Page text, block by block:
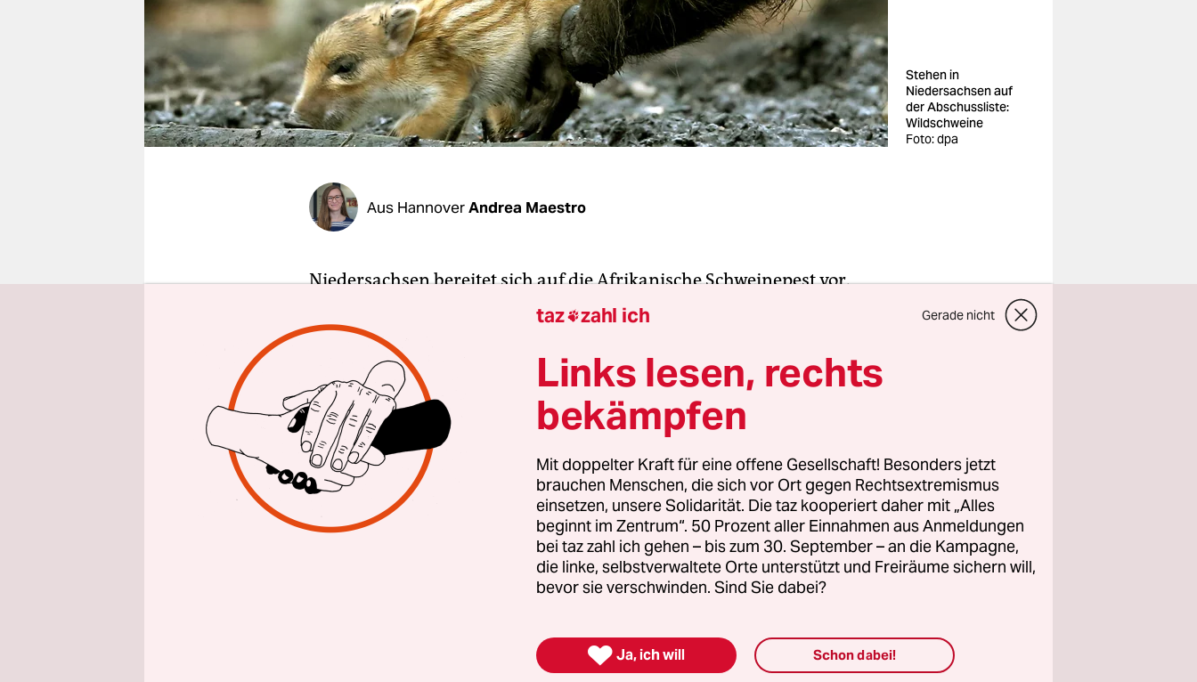
shop
fragen & hilfe
unterstützen
abo
Stehen in
Niedersachsen auf
der Abschussliste:
Wildschweine
Foto: dpa
Aus HannoverAndrea Maestro
Niedersachsen bereitet sich auf die Afrikanische Schweinepest vor.
Nicht erst seitdem es Belgien erwischt hat, ist die Angst vor der Seuche
groß, die nicht nur Wild-, sondern auch Hausschweine treffen kann
und die Tiere innerhalb von 48 Stunden sterben lässt.
„Wir haben es nun mit einer handfesten Bedrohung vor der Haustür zu
tun“, warnt die niedersächsische Landwirtschaftsministerin Barbara
Otte-Kinast (CDU). „Prävention hat die höchste Priorität.“ Die große
Koalition setzt dabei auf die frühzeitige Tötung von Wildschweinen –
die Art, wie die Tiere erschossen werden sollen, kritisieren jedoch nicht
nur Tierschützer. Auch die Jäger selbst erwarten Nachbesserungen bei
den geplanten Änderungen des Jagdgesetzes.
taz zahl ich Gerade nicht
Links lesen, rechts
bekämpfen
Mit doppelter Kraft für eine offene Gesellschaft! Besonders jetzt
brauchen Menschen, die sich vor Ort gegen Rechtsextremismus
einsetzen, unsere Solidarität. Die taz kooperiert daher mit „Alles
beginnt im Zentrum“. 50 Prozent aller Einnahmen aus Anmeldungen
bei taz zahl ich gehen – bis zum 30. September – an die Kampagne,
die linke, selbstverwaltete Orte unterstützt und Freiräume sichern will,
bevor sie verschwinden. Sind Sie dabei?
 Ja, ich will Schon dabei!